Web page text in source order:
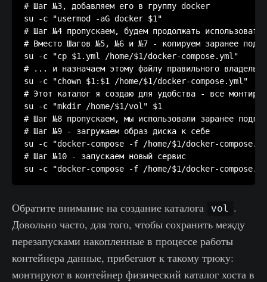
# Шаг №3, добавляем его в группу docker
su -c "usermod -aG docker $1"
# Шаг №4 пропускаем, будем продолжать использовать
# Вместо Шагов №5, №6 и №7 - копируем заранее
su -c "cp $1.yml /home/$1/docker-compose.yml"
# ... и назначаем этому файлу правильного владельца
su -c "chown $1:$1 /home/$1/docker-compose.yml"
# Этот каталог я создаю для удобства - все
su -c "mkdir /home/$1/vol" $1
# Шаг №8 пропускаем, мы использовали заранее
# Шаг №9 - загружаем образ диска к себе
su -c "docker-compose -f /home/$1/docker-
# Шаг №10 - запускаем новый сервис
Обратите внимание на создание каталога vol .
Довольно часто, для того, чтобы сохранить между
перезапусками накопленные в процессе работы
контейнера данные, прибегают к такому трюку:
монтируют в контейнер физический каталог хоста в